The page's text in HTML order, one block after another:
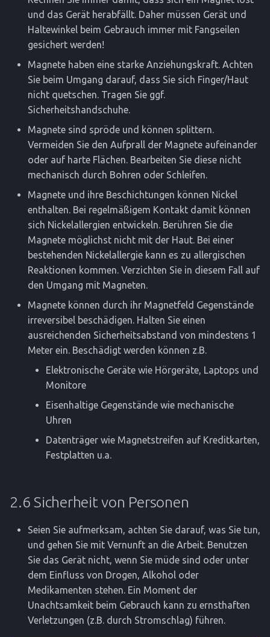
und das Gerät herabfällt. Daher müssen Gerät und
Haltewinkel beim Gebrauch immer mit Fangseilen
gesichert werden!
Magnete haben eine starke Anziehungskraft. Achten
Sie beim Umgang darauf, dass Sie sich Finger/Haut
nicht quetschen. Tragen Sie ggf.
Sicherheitshandschuhe.
Magnete sind spröde und können splittern.
Vermeiden Sie den Aufprall der Magnete aufeinander
oder auf harte Flächen. Bearbeiten Sie diese nicht
mechanisch durch Bohren oder Schleifen.
Magnete und ihre Beschichtungen können Nickel
enthalten. Bei regelmäßigem Kontakt damit können
sich Nickelallergien entwickeln. Berühren Sie die
Magnete möglichst nicht mit der Haut. Bei einer
bestehenden Nickelallergie kann es zu allergischen
Reaktionen kommen. Verzichten Sie in diesem Fall auf
den Umgang mit Magneten.
Magnete können durch ihr Magnetfeld Gegenstände
irreversibel beschädigen. Halten Sie einen
ausreichenden Sicherheitsabstand von mindestens 1
Meter ein. Beschädigt werden können z.B.
Elektronische Geräte wie Hörgeräte, Laptops und
Monitore
Eisenhaltige Gegenstände wie mechanische
Uhren
Datenträger wie Magnetstreifen auf Kreditkarten,
Festplatten u.a.
2.6 Sicherheit von Personen
Seien Sie aufmerksam, achten Sie darauf, was Sie tun,
und gehen Sie mit Vernunft an die Arbeit. Benutzen
Sie das Gerät nicht, wenn Sie müde sind oder unter
dem Einfluss von Drogen, Alkohol oder
Medikamenten stehen. Ein Moment der
Unachtsamkeit beim Gebrauch kann zu ernsthaften
Verletzungen (z.B. durch Stromschlag) führen.